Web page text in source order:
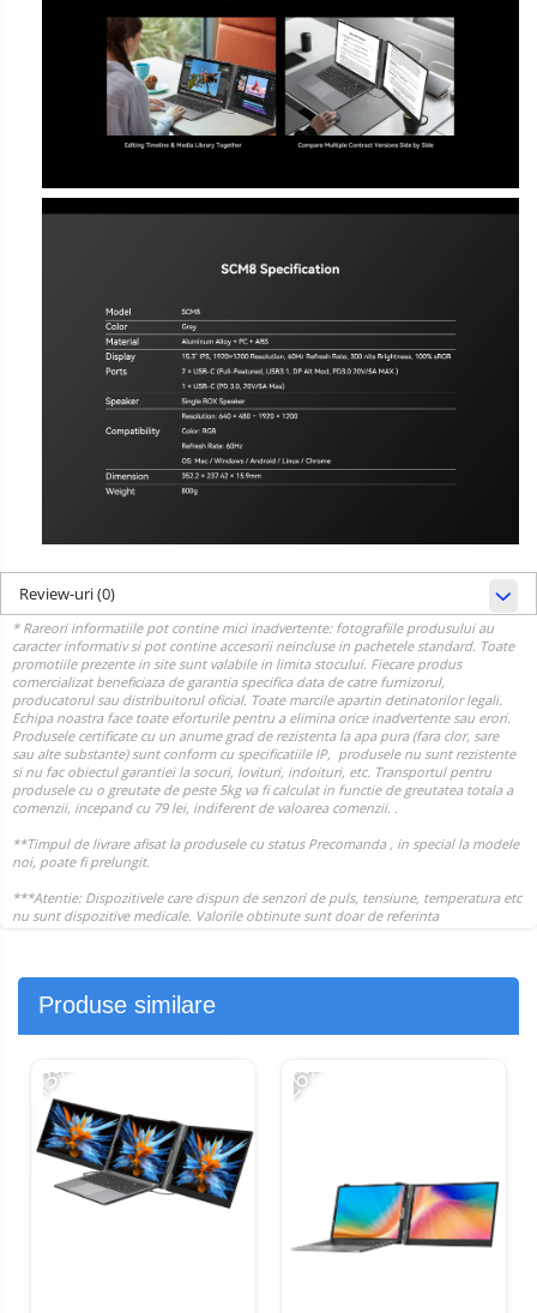
Review-uri(0)
Produse similare
-13% -26%